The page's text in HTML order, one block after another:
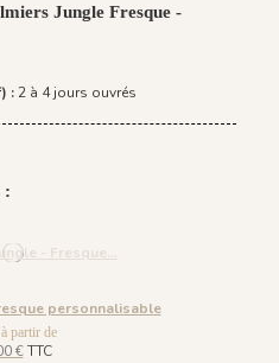
Jungle Fresque -
:2 à 4 jours ouvrés
:
personnalisable
partir de
€TTC